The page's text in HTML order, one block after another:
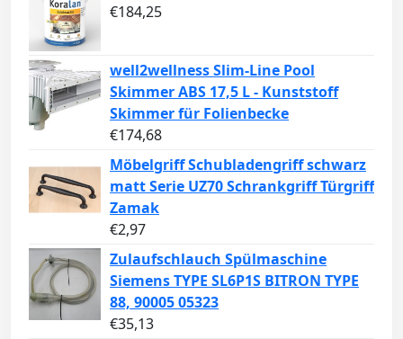
€184,25
well2wellness Slim-Line Pool
Skimmer ABS 17,5 L - Kunststoff
Skimmer für Folienbecke
€174,68
Möbelgriff Schubladengriff schwarz
matt Serie UZ70 Schrankgriff Türgriff
Zamak
€2,97
Zulaufschlauch Spülmaschine
Siemens TYPE SL6P1S BITRON TYPE
88, 90005 05323
€35,13